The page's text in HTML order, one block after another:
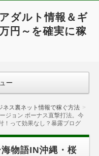
ダルト情報＆ギ
円～を確実に稼
ー
ネス裏ネット情報で稼ぐ方法
ジョン ボーナス直撃打法。今
！って効果なし？暴露ブログ
物語IN沖縄・桜